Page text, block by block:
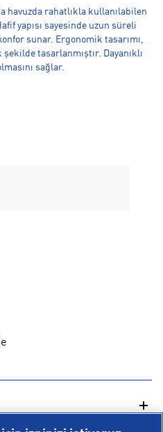
havuzda rahatlıkla kullanılabilen
yapısı sayesinde uzun süreli
sunar. Ergonomik tasarımı,
tasarlanmıştır. Dayanıklı
sağlar.